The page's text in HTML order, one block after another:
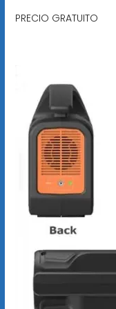
PRECIO GRATUITO